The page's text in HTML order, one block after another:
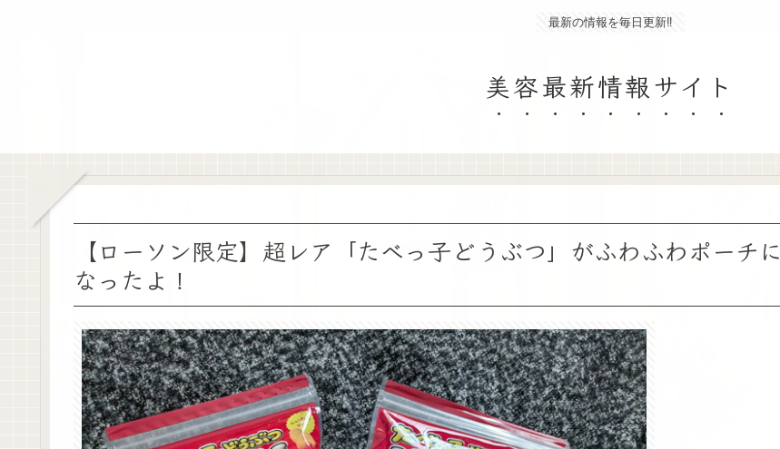
最新の情報を毎日更新‼
美容最新情報サイト
【ローソン限定】超レア「たべっ子どうぶつ」がふわふわポーチに
なったよ！